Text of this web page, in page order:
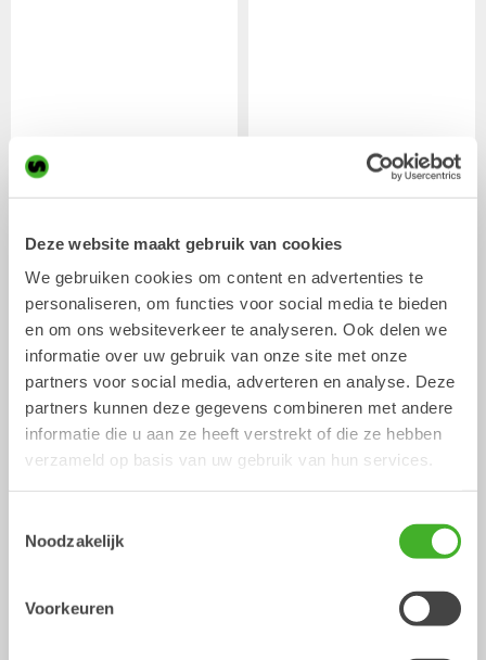
Deze website maakt gebruik van cookies
We gebruiken cookies om content en advertenties te
personaliseren, om functies voor social media te bieden
en om ons websiteverkeer te analyseren. Ook delen we
informatie over uw gebruik van onze site met onze
partners voor social media, adverteren en analyse. Deze
partners kunnen deze gegevens combineren met andere
informatie die u aan ze heeft verstrekt of die ze hebben
verzameld op basis van uw gebruik van hun services.
Noodzakelijk
Voorkeuren
Sorteergrijpers
2-26 ton
Hydraulische palletvorken
Hydraulische uitrustingsstukken Hydraulische uitrustingsstukken
0-26ton